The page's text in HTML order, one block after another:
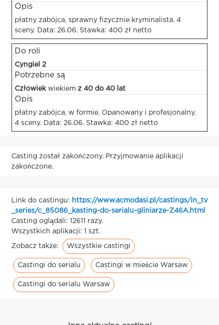
Opis
płatny zabójca, sprawny fizycznie kryminalista. 4
sceny. Data: 26.06. Stawka: 400 zł netto
Do roli
Cyngiel 2
Potrzebne są
Człowiekwiekiem z 40 do 40 lat
Opis
płatny zabójca, w formie. Opanowany i profesjonalny.
4 sceny. Data: 26.06. Stawka: 400 zł netto
Casting został zakończony. Przyjmowanie aplikacji
zakończone.
Link do castingu: https://www.acmodasi.pl/castings/in_tv
_series/c_85086_kasting-do-serialu-gliniarze-Z46A.html
Casting oglądali: 12611 razy.
Wszystkich aplikacji: 1 szt.
Zobacz także: Wszystkie castingi
Castingi do serialu Castingi w mieście Warsaw
Castingi do serialu Warsaw